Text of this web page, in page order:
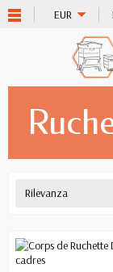
EUR
Rilevanza